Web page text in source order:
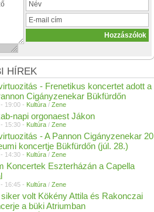
HÍREK
- Frenetikus koncertet adott a
Cigányzenekar Bükfürdőn
19:00 - Kultúra / Zene
napi orgonaest Jákon
15:30 - Kultúra / Zene
- A Pannon Cigányzenekar 20
koncertje Bükfürdőn (júl. 28.)
14:30 - Kultúra / Zene
Koncertek Eszterházán a Capella
16:45 - Kultúra / Zene
volt Kökény Attila és Rakonczai
a büki Atriumban